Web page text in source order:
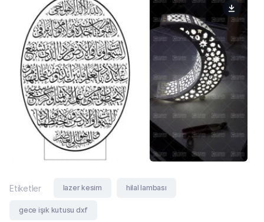
Etiketler lazer kesim hilal lambası
gece işık kutusu dxf